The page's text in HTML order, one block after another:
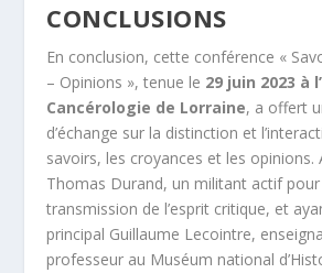
CONCLUSIONS
En conclusion, cette conférence «
– Opinions », tenue le 29 juin 2023 à
Cancérologie de Lorraine, a offert
d’échange sur la distinction et
savoirs, les croyances et les opinions.
Thomas Durand, un militant actif
transmission de l’esprit critique, et
principal Guillaume Lecointre,
professeur au Muséum national